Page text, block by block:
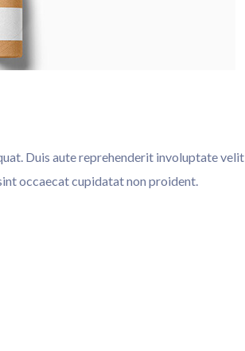
Duis aute reprehenderit involuptate velit
occaecat cupidatat non proident.